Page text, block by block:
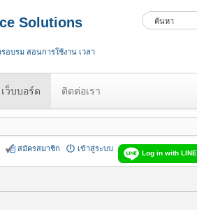
Solutions
อบรม สอนการใช้งาน เวลา
เว็บบอร์ด ติดต่อเรา
Log in with LINE
เข้าสู่ระบบ
สมัครสมาชิก